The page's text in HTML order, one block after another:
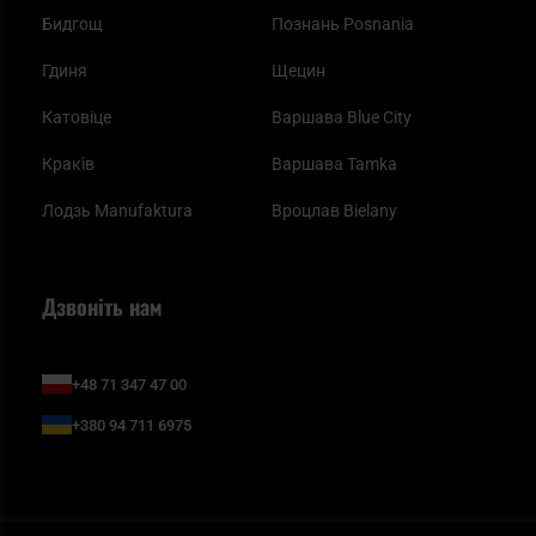
Бидгощ
Гдиня
Катовіце
Краків
Лодзь Manufaktura
Познань Posnania
Щецин
Варшава Blue City
Варшава Tamka
Вроцлав Bielany
Дзвоніть нам
+48 71 347 47 00
+380 94 711 6975